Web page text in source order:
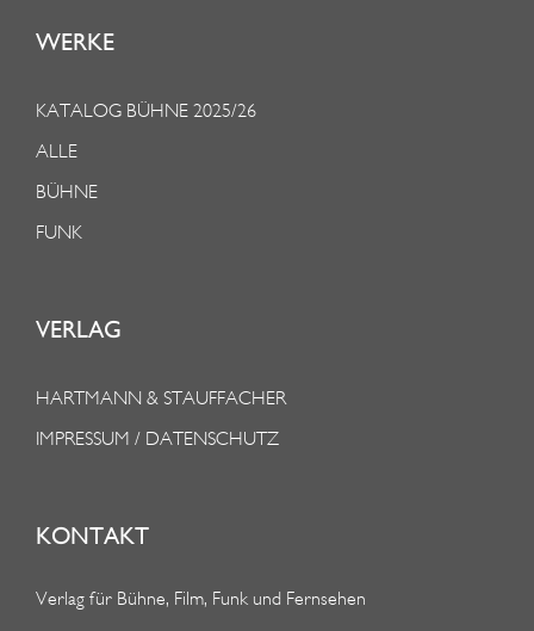
WERKE
KATALOG BÜHNE 2025/26
ALLE
BÜHNE
FUNK
VERLAG
HARTMANN & STAUFFACHER
IMPRESSUM / DATENSCHUTZ
KONTAKT
Verlag für Bühne, Film, Funk und Fernsehen